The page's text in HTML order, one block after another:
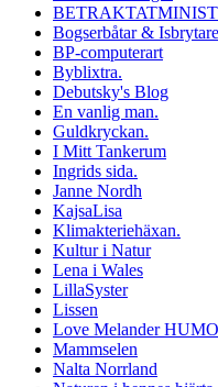
Bogserbåtar & Isbrytare
BP-computerart
Byblixtra.
Debutsky's Blog
En vanlig man.
Guldkryckan.
I Mitt Tankerum
Ingrids sida.
Janne Nordh
KajsaLisa
Klimakteriehäxan.
Kultur i Natur
Lena i Wales
LillaSyster
Lissen
Love Melander
Mammselen
Nalta Norrland